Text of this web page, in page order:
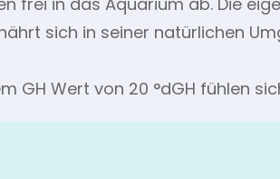
sich in seiner natürlichen
GH Wert von 20 °dGH fühlen